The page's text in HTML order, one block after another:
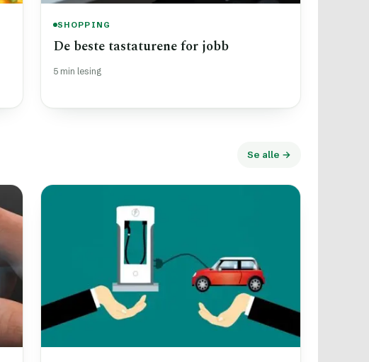
SHOPPING
De beste tastaturene for jobb
5 min lesing
Se alle →